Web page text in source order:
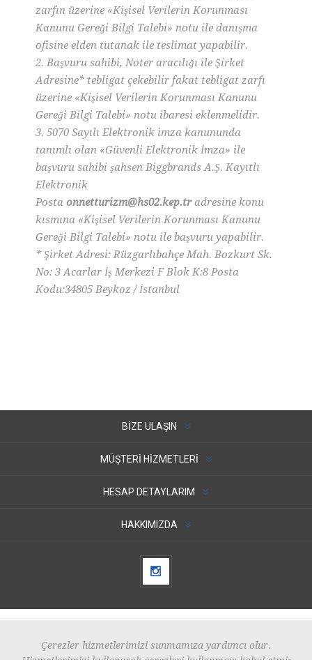
zarfın üzerine «Kişisel Verilerin Korunması
Kanunu Gereği Bilgi Talebi» notu ile danışma
ofisine elden tutanak ile teslimat yapabilir.
2. Başvuru sahibi, Noter aracılığı ile Şirket
Adresine* tebligat çekebilir fakat tebligat zarfı
üzerine «Kişisel Verilerin Korunması Kanunu
Gereği Bilgi Talebi» notu ibaresi eklenmelidir.
3. 5070 Sayılı Elektronik imza kanununda
tanımlı olan «Güvenli Elektronik İmza» ile
başvuru sahibi şahsen Biggbrands A.Ş. Kayıtlı
Elektronik
Postaonnetturizm@hs02.kep.tradresine konu
kısmına «Kişisel Verilerin Korunması Kanunu
Gereği Bilgi Talebi» notu ile başvuru yapabilir.
* Şirket Adresi: Rüzgarlıbahçe Mah. Bozkurt Sk.
No: 3 Acarlar İş Merkezi F Blok K:8 Posta
Kodu:34805 Beykoz / İstanbul
BIZE ULAŞIN
MÜŞTERI HIZMETLERI
HESAP DETAYLARIM
HAKKIMIZDA
Çerezler hizmetlerimizi sunmamıza yardımcı olur.